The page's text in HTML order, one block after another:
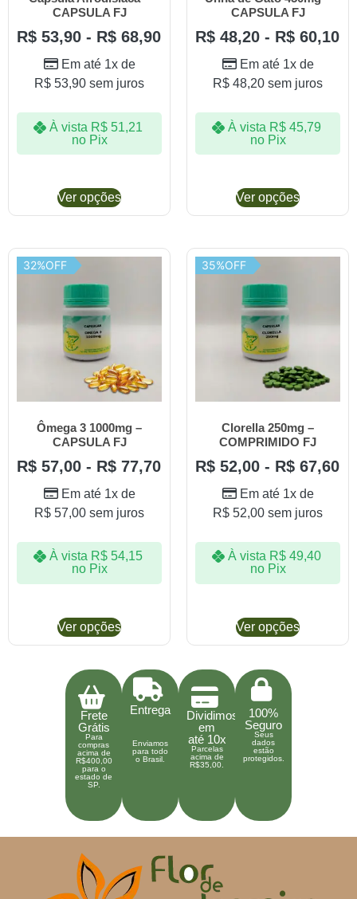
CAPSULA FJ
R$ 53,90 - R$ 68,90
Em até 1x de
R$ 53,90 sem juros
À vista R$51,21
no Pix
Ver opções
CAPSULA FJ
R$ 48,20 - R$ 60,10
Em até 1x de
R$ 48,20 sem juros
À vista R$45,79
no Pix
Ver opções
32%OFF
Ômega 3 1000mg –
CAPSULA FJ
R$ 57,00 - R$ 77,70
Em até 1x de
R$ 57,00 sem juros
À vista R$54,15
no Pix
Ver opções
35%OFF
Clorella 250mg –
COMPRIMIDO FJ
R$ 52,00 - R$ 67,60
Em até 1x de
R$ 52,00 sem juros
À vista R$49,40
no Pix
Ver opções
Frete
Grátis
Para
compras
acima de
R$400,00
para o
estado de
SP.
Entrega
Enviamos
para todo
o Brasil.
Dividimos
em
até 10x
Parcelas
acima de
R$35,00.
100%
Seguro
Seus
dados
estão
protegidos.